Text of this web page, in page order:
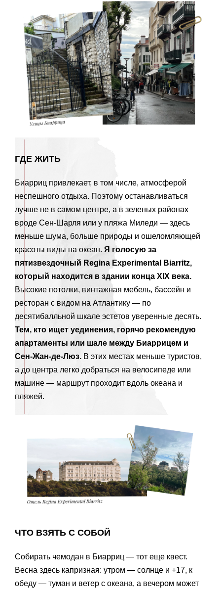
ГДЕ ЖИТЬ
Биарриц привлекает, в том числе, атмосферой
неспешного отдыха. Поэтому останавливаться
лучше не в самом центре, а в зеленых районах
вроде Сен-Шарля или у пляжа Миледи — здесь
меньше шума, больше природы и ошеломляющей
красоты виды на океан. Я голосую за
пятизвездочный Regina Experimental Biarritz,
который находится в здании конца XIX века.
Высокие потолки, винтажная мебель, бассейн и
ресторан с видом на Атлантику — по
десятибалльной шкале эстетов уверенные десять.
Тем, кто ищет уединения, горячо рекомендую
апартаменты или шале между Биаррицем и
Сен-Жан-де-Люз. В этих местах меньше туристов,
а до центра легко добраться на велосипеде или
машине — маршрут проходит вдоль океана и
пляжей.
ЧТО ВЗЯТЬ С СОБОЙ
Собирать чемодан в Биарриц — тот еще квест.
Весна здесь капризная: утром — солнце и +17, к
обеду — туман и ветер с океана, а вечером может